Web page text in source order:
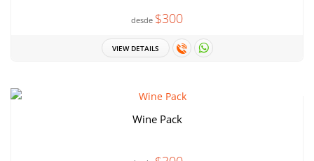
desde $300
VIEW DETAILS
Wine Pack